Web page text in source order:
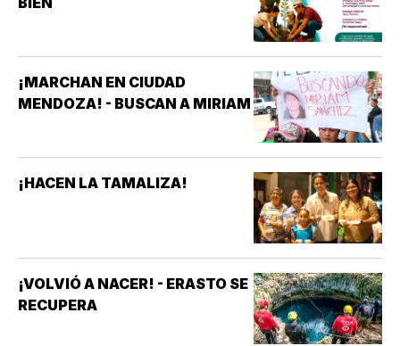
¡MARCHAN EN CIUDAD
MENDOZA! - BUSCAN A MIRIAM
¡HACEN LA TAMALIZA!
¡VOLVIÓ A NACER! - ERASTO SE
RECUPERA